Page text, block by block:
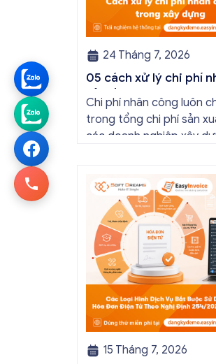
24 Tháng 7, 2026
05 cách xử lý chi phí
xây dựng
Chi phí nhân công luôn
trong tổng chi phí sản
các doanh nghiệp xây
thuế soi xét và loại trừ
15 Tháng 7, 2026